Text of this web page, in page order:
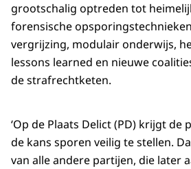
grootschalig optreden tot
forensische
vergrijzing, modulair onderwijs,
lessons learned en nieuwe
de strafrechtketen.
‘Op de Plaats Delict (PD) krijgt de
de kans sporen veilig te stellen.
van alle andere partijen, die later